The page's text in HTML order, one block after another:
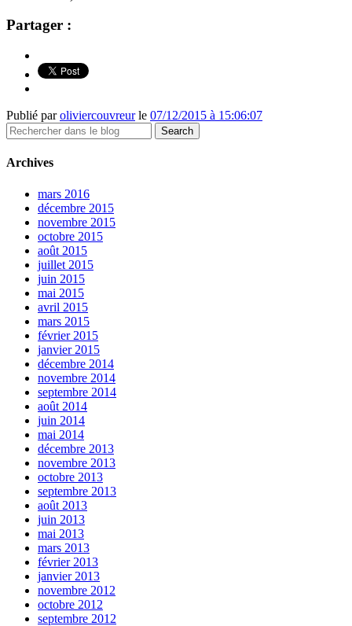
Partager :
Publié paroliviercouvreurle 07/12/2015 à 15:06:07
Archives
mars 2016
décembre 2015
novembre 2015
octobre 2015
août 2015
juillet 2015
juin 2015
mai 2015
avril 2015
mars 2015
février 2015
janvier 2015
décembre 2014
novembre 2014
septembre 2014
août 2014
juin 2014
mai 2014
décembre 2013
novembre 2013
octobre 2013
septembre 2013
août 2013
juin 2013
mai 2013
mars 2013
février 2013
janvier 2013
novembre 2012
octobre 2012
septembre 2012